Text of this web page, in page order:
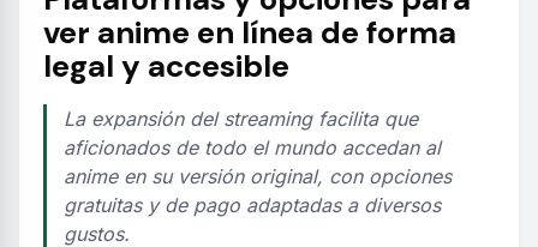
ver anime en línea de forma
legal y accesible
La expansión del streaming facilita que
aficionados de todo el mundo accedan al
anime en su versión original, con opciones
gratuitas y de pago adaptadas a diversos
gustos.